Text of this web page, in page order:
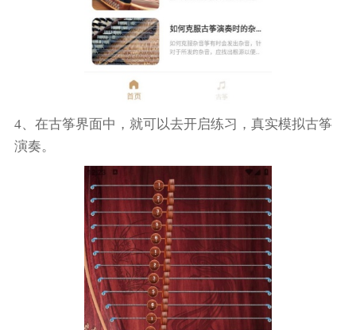
4、在古筝界面中，就可以去开启练习，真实模拟古筝
演奏。